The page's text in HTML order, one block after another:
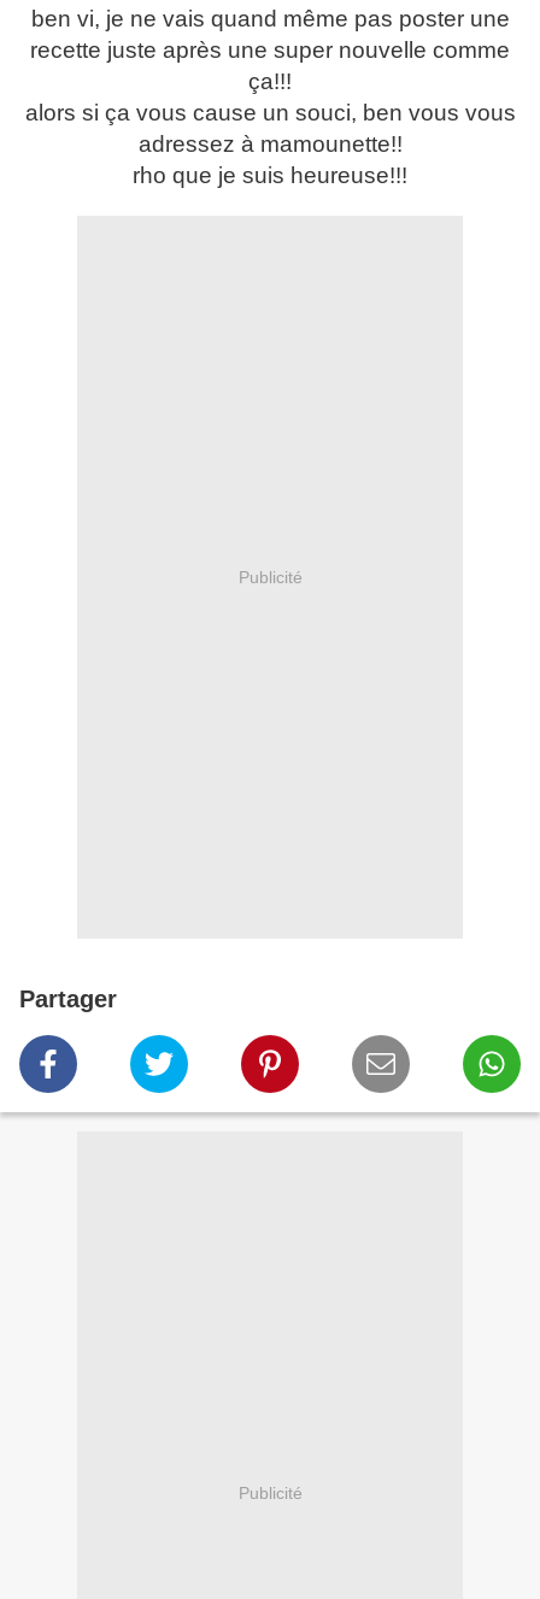
ben vi, je ne vais quand même pas poster une
recette juste après une super nouvelle comme
ça!!!
alors si ça vous cause un souci, ben vous vous
adressez à mamounette!!
rho que je suis heureuse!!!
Publicité
Partager
Publicité